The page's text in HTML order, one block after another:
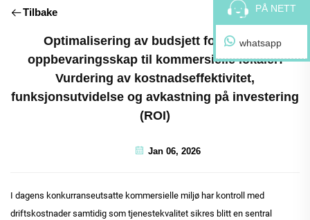
Tilbake
Optimalisering av budsjett for kjøp av
oppbevaringsskap til kommersielle lokaler:
Vurdering av kostnadseffektivitet,
funksjonsutvidelse og avkastning på investering
(ROI)
Jan 06, 2026
I dagens konkurranseutsatte kommersielle miljø har kontroll med
driftskostnader samtidig som tjenestekvalitet sikres blitt en sentral
PÅ NETT
whatsapp